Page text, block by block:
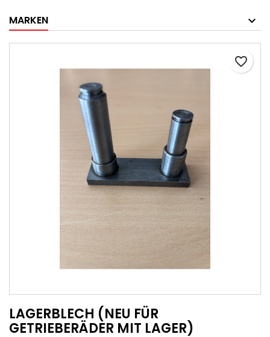
MARKEN
LAGERBLECH (NEU FÜR
GETRIEBERÄDER MIT LAGER)
favorite_border